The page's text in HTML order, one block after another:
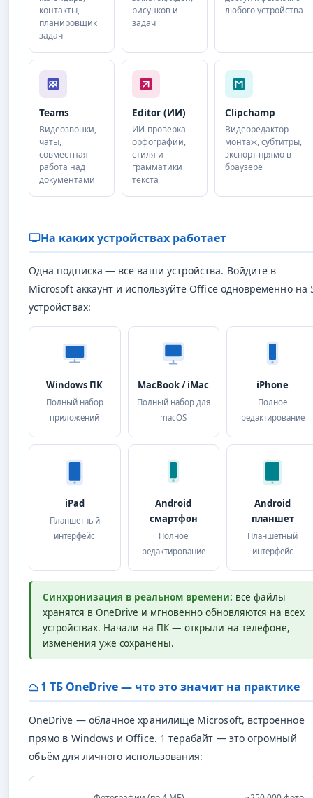
контакты,
планировщик
задач
рисунков и
задач
любого устройства
Teams
Видеозвонки,
чаты,
совместная
работа над
документами
Editor (ИИ)
ИИ-проверка
орфографии,
стиля и
грамматики
текста
Clipchamp
Видеоредактор —
монтаж, субтитры,
экспорт прямо в
браузере
На каких устройствах работает
Одна подписка — все ваши устройства. Войдите в
Microsoft аккаунт и используйте Office одновременно на
устройствах:
Windows ПК
Полный набор
приложений
MacBook / iMac
Полный набор для
macOS
iPhone
Полное
редактирование
iPad
Планшетный
интерфейс
Android
смартфон
Полное
редактирование
Android
планшет
Планшетный
интерфейс
Синхронизация в реальном времени: все файлы
хранятся в OneDrive и мгновенно обновляются на всех
устройствах. Начали на ПК — открыли на телефоне,
изменения уже сохранены.
1 ТБ OneDrive — что это значит на практике
OneDrive — облачное хранилище Microsoft, встроенное
прямо в Windows и Office. 1 терабайт — это огромный
объём для личного использования: